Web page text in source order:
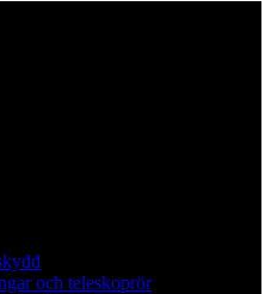
och teleskoprör